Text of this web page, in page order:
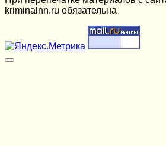
kriminalnn.ru обязательна